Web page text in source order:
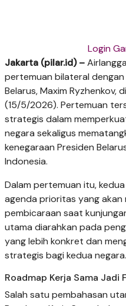
Login
Jakarta (pilar.id) –
pertemuan bilateral dengan
Belarus, Maxim Ryzhenkov,
(15/5/2026). Pertemuan
strategis dalam
negara sekaligus
kenegaraan Presiden
Indonesia.
Dalam pertemuan itu,
agenda prioritas yang akan
pembicaraan saat
utama diarahkan pada
yang lebih konkret dan
strategis bagi kedua negara.
Roadmap Kerja Sama Jadi
Salah satu pembahasan